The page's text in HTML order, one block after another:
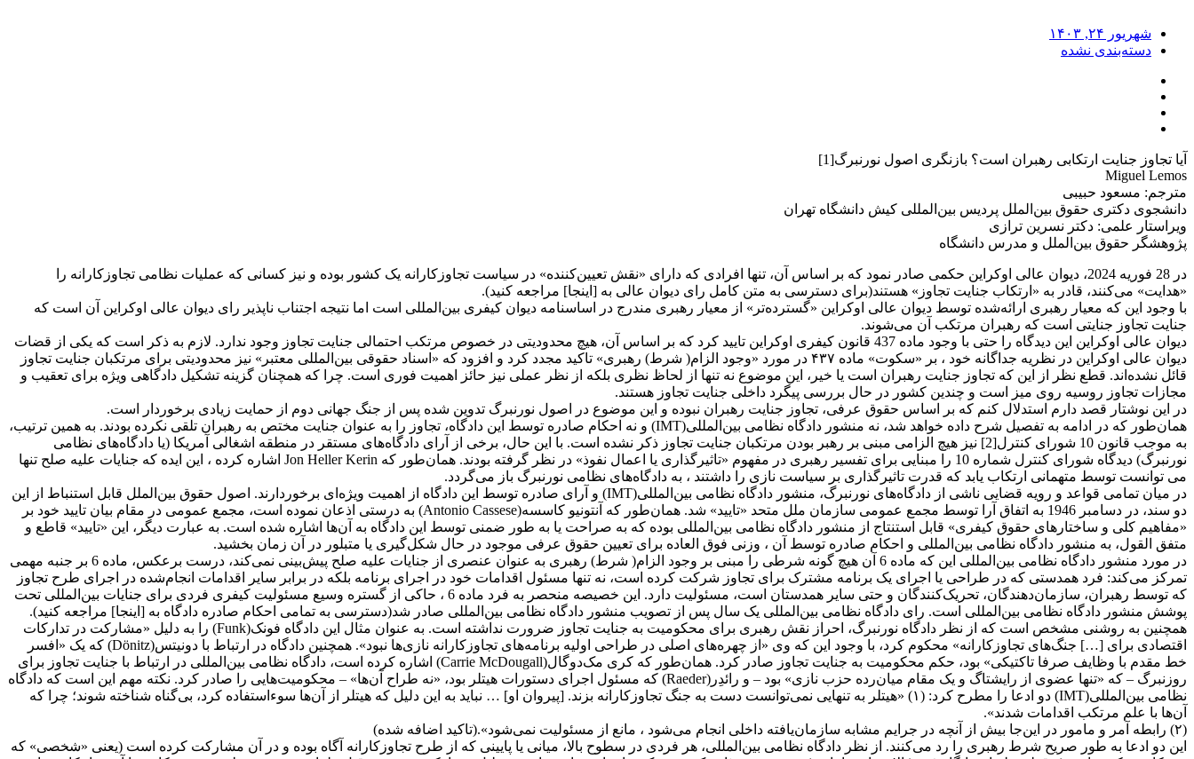
شهریور ۲۴, ۱۴۰۳
دسته‌بندی نشده
آیا تجاوز جنایت ارتکابی رهبران است؟ بازنگری اصول نورنبرگ[1]
Miguel Lemos
مترجم: مسعود حبیبی
دانشجوی دکتری حقوق بین‌الملل پردیس بین‌المللی کیش دانشگاه تهران
ویراستار علمی: دکتر نسرین ترازی
پژوهشگر حقوق بین‌الملل و مدرس دانشگاه
در 28 فوریه 2024، دیوان عالی اوکراین حکمی صادر نمود که بر اساس آن، تنها افرادی که دارای «نقش تعیین‌کننده» در سیاست تجاوزکارانه یک کشور بوده و نیز کسانی که عملیات نظامی تجاوزکارانه را
«هدایت» می‌کنند، قادر به «ارتکاب جنایت تجاوز» هستند(برای دسترسی به متن کامل رای دیوان عالی به [اینجا] مراجعه کنید).
با وجود این که معیار رهبری ارائه‌شده توسط دیوان عالی اوکراین «گسترده‌تر» از معیار رهبری مندرج در اساسنامه دیوان کیفری بین‌المللی است اما نتیجه اجتناب ناپذیر رای دیوان عالی اوکراین آن است که
جنایت تجاوز جنایتی است که رهبران مرتکب آن می‌شوند.
دیوان عالی اوکراین این دیدگاه را حتی با وجود ماده 437 قانون کیفری اوکراین تایید کرد که بر اساس آن، هیچ محدودیتی در خصوص مرتکب احتمالی جنایت تجاوز وجود ندارد. لازم به ذکر است که یکی از قضات
دیوان عالی اوکراین در نظریه جداگانه خود ، بر «سکوت» ماده ۴۳۷ در مورد «وجود الزام( شرط) رهبری» تاکید مجدد کرد و افزود که «اسناد حقوقی بین‌المللی معتبر» نیز محدودیتی برای مرتکبان جنایت تجاوز
قائل نشده‌اند. قطع نظر از این که تجاوز جنایت رهبران است یا خیر، این موضوع نه تنها از لحاظ نظری بلکه از نظر عملی نیز حائز اهمیت فوری است. چرا که همچنان گزینه تشکیل دادگاهی ویژه برای تعقیب و
مجازات تجاوز روسیه روی میز است و چندین کشور در حال بررسی پیگرد داخلی جنایت تجاوز هستند.
در این نوشتار قصد دارم استدلال کنم که بر اساس حقوق عرفی، تجاوز جنایت رهبران نبوده و این موضوع در اصول نورنبرگ تدوین شده پس از جنگ جهانی دوم از حمایت زیادی برخوردار است.
همان‌طور که در ادامه به تفصیل شرح داده خواهد شد، نه منشور دادگاه نظامی بین‌المللی(IMT) و نه احکام صادره توسط این دادگاه، تجاوز را به عنوان جنایت مختص به رهبران تلقی نکرده بودند. به همین ترتیب،
به موجب قانون 10 شورای کنترل[2] نیز هیچ الزامی مبنی بر رهبر بودن مرتکبان جنایت تجاوز ذکر نشده است. با این حال، برخی از آرای دادگاه‌های مستقر در منطقه اشغالی آمریکا (یا دادگاه‌های نظامی
نورنبرگ) دیدگاه شورای کنترل شماره 10 را مبنایی برای تفسیر رهبری در مفهوم «تاثیرگذاری یا اعمال نفوذ» در نظر گرفته بودند. همان‌طور که Jon Heller Kerin اشاره کرده ، این ایده که جنایات علیه صلح تنها
می توانست توسط متهمانی ارتکاب یابد که قدرت تاثیرگذاری بر سیاست نازی را داشتند ، به دادگاه‌های نظامی نورنبرگ باز می‌گردد.
در میان تمامی قواعد و رویه قضایی ناشی از دادگاه‌های نورنبرگ، منشور دادگاه نظامی بین‌المللی(IMT) و آرای صادره توسط این دادگاه از اهمیت ویژه‌ای برخوردارند. اصول حقوق بین‌الملل قابل استنباط از این
دو سند، در دسامبر 1946 به اتفاق آرا توسط مجمع عمومی سازمان ملل متحد «تایید» شد. همان‌طور که آنتونیو کاسسه(Antonio Cassese) به درستی اذعان نموده است، مجمع عمومی در مقام بیان تایید خود بر
«مفاهیم کلی و ساختارهای حقوق کیفری» قابل استنتاج از منشور دادگاه نظامی بین‌المللی بوده که به صراحت یا به طور ضمنی توسط این دادگاه به آن‌ها اشاره شده است. به عبارت دیگر، این «تایید» قاطع و
متفق القول، به منشور دادگاه نظامی بین‌المللی و احکام صادره توسط آن ، وزنی فوق العاده برای تعیین حقوق عرفی موجود در حال شکل‌گیری یا متبلور در آن زمان بخشید.
در مورد منشور دادگاه نظامی بین‌المللی این که ماده 6 آن هیچ گونه شرطی را مبنی بر وجود الزام( شرط) رهبری به عنوان عنصری از جنایات علیه صلح پیش‌بینی نمی‌کند، درست برعکس، ماده 6 بر جنبه مهمی
تمرکز می‌کند: فرد همدستی که در طراحی یا اجرای یک برنامه مشترک برای تجاوز شرکت کرده است، نه تنها مسئول اقدامات خود در اجرای برنامه بلکه در برابر سایر اقدامات انجام‌شده در اجرای طرح تجاوز
که توسط رهبران، سازمان‌دهندگان، تحریک‌کنندگان و حتی سایر همدستان است، مسئولیت دارد. این خصیصه منحصر به فرد ماده 6 ، حاکی از گستره وسیع مسئولیت کیفری فردی برای جنایات بین‌المللی تحت
پوشش منشور دادگاه نظامی بین‌المللی است. رای دادگاه نظامی بین‌المللی یک سال پس از تصویب منشور دادگاه نظامی بین‌المللی صادر شد(دسترسی به تمامی احکام صادره‌ دادگاه به [اینجا] مراجعه کنید).
همچنین به روشنی مشخص است که از نظر دادگاه نورنبرگ، احراز نقش رهبری برای محکومیت به جنایت تجاوز ضرورت نداشته است. به عنوان مثال این دادگاه فونک(Funk) را به دلیل «مشارکت در تدارکات
اقتصادی برای […] جنگ‌های تجاوزکارانه» محکوم کرد، با وجود این که وی «از چهره‌های اصلی در طراحی اولیه‌ برنامه‌های تجاوزکارانه‌ نازی‌ها نبود». همچنین دادگاه در ارتباط با دونیتس(Dönitz) که یک «افسر
خط مقدم با وظایف صرفا تاکتیکی» بود، حکم محکومیت به جنایت تجاوز صادر کرد. همان‌طور که کری مک‌دوگال(Carrie McDougall) اشاره کرده است، دادگاه نظامی بین‌المللی در ارتباط با جنایت تجاوز برای
روزنبرگ – که «تنها عضوی از رایشتاگ و یک مقام میان‌رده حزب نازی» بود – و رائدِر(Raeder) که مسئول اجرای دستورات هیتلر بود، «نه طراح آن‌ها» – محکومیت‌هایی را صادر کرد. نکته مهم این است که دادگاه
نظامی بین‌المللی(IMT) دو ادعا را مطرح کرد: (۱) «هیتلر به تنهایی نمی‌توانست دست به جنگ تجاوزکارانه بزند. [پیروان او] … نباید به این دلیل که هیتلر از آن‌ها سوءاستفاده کرد، بی‌گناه شناخته شوند؛ چرا که
آن‌ها با علم مرتکب اقدامات شدند».
(۲) رابطه آمر و مامور در این‌جا بیش از آنچه در جرایم مشابه سازمان‌یافته داخلی انجام می‌شود ، مانع از مسئولیت نمی‌شود».(تاکید اضافه شده)
این دو ادعا به طور صریح شرط رهبری را رد می‌کنند. از نظر دادگاه نظامی بین‌المللی، هر فردی در سطوح بالا، میانی یا پایینی که از طرح تجاوزکارانه آگاه بوده و در آن مشارکت کرده است (یعنی «شخصی» که